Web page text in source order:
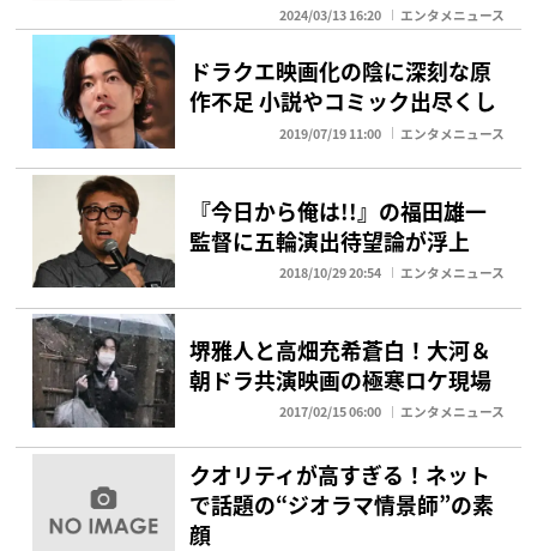
2024/03/13 16:20 エンタメニュース
ドラクエ映画化の陰に深刻な原
作不足 小説やコミック出尽くし
2019/07/19 11:00 エンタメニュース
『今日から俺は!!』の福田雄一
監督に五輪演出待望論が浮上
2018/10/29 20:54 エンタメニュース
堺雅人と高畑充希蒼白！大河＆
朝ドラ共演映画の極寒ロケ現場
2017/02/15 06:00 エンタメニュース
クオリティが高すぎる！ネット
で話題の“ジオラマ情景師”の素
顔